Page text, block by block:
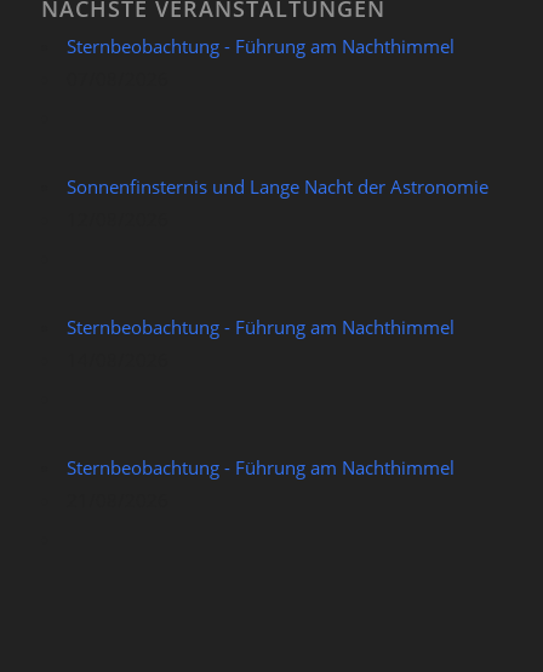
NÄCHSTE VERANSTALTUNGEN
Sternbeobachtung - Führung am Nachthimmel
Sonnenfinsternis und Lange Nacht der Astronomie
Sternbeobachtung - Führung am Nachthimmel
Sternbeobachtung - Führung am Nachthimmel